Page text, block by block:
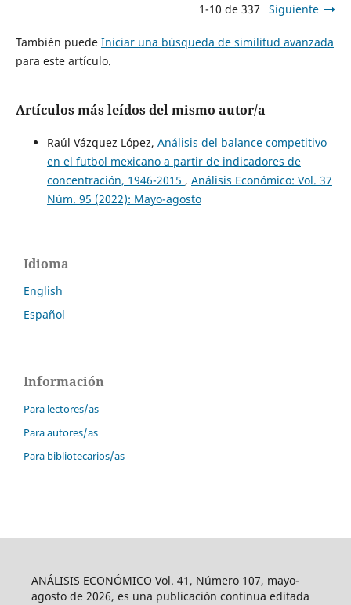
1-10 de 337 Siguiente
También puede Iniciar una búsqueda de similitud avanzada
para este artículo.
Artículos más leídos del mismo autor/a
Raúl Vázquez López, Análisis del balance competitivo
en el futbol mexicano a partir de indicadores de
concentración, 1946-2015 , Análisis Económico: Vol. 37
Núm. 95 (2022): Mayo-agosto
Idioma
English
Español
Información
Para lectores/as
Para autores/as
Para bibliotecarios/as
ANÁLISIS ECONÓMICO Vol. 41, Número 107, mayo-
agosto de 2026, es una publicación continua editada